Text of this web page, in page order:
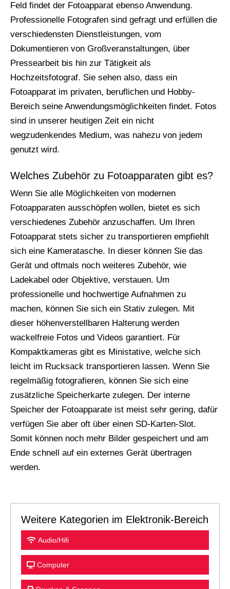
Feld findet der Fotoapparat ebenso Anwendung.
Professionelle Fotografen sind gefragt und erfüllen die
verschiedensten Dienstleistungen, vom
Dokumentieren von Großveranstaltungen, über
Pressearbeit bis hin zur Tätigkeit als
Hochzeitsfotograf. Sie sehen also, dass ein
Fotoapparat im privaten, beruflichen und Hobby-
Bereich seine Anwendungsmöglichkeiten findet. Fotos
sind in unserer heutigen Zeit ein nicht
wegzudenkendes Medium, was nahezu von jedem
genutzt wird.
Welches Zubehör zu Fotoapparaten gibt es?
Wenn Sie alle Möglichkeiten von modernen
Fotoapparaten ausschöpfen wollen, bietet es sich
verschiedenes Zubehör anzuschaffen. Um Ihren
Fotoapparat stets sicher zu transportieren empfiehlt
sich eine Kameratasche. In dieser können Sie das
Gerät und oftmals noch weiteres Zubehör, wie
Ladekabel oder Objektive, verstauen. Um
professionelle und hochwertige Aufnahmen zu
machen, können Sie sich ein Stativ zulegen. Mit
dieser höhenverstellbaren Halterung werden
wackelfreie Fotos und Videos garantiert. Für
Kompaktkameras gibt es Ministative, welche sich
leicht im Rucksack transportieren lassen. Wenn Sie
regelmäßig fotografieren, können Sie sich eine
zusätzliche Speicherkarte zulegen. Der interne
Speicher der Fotoapparate ist meist sehr gering, dafür
verfügen Sie aber oft über einen SD-Karten-Slot.
Somit können noch mehr Bilder gespeichert und am
Ende schnell auf ein externes Gerät übertragen
werden.
Weitere Kategorien im Elektronik-Bereich
Audio/Hifi
Computer